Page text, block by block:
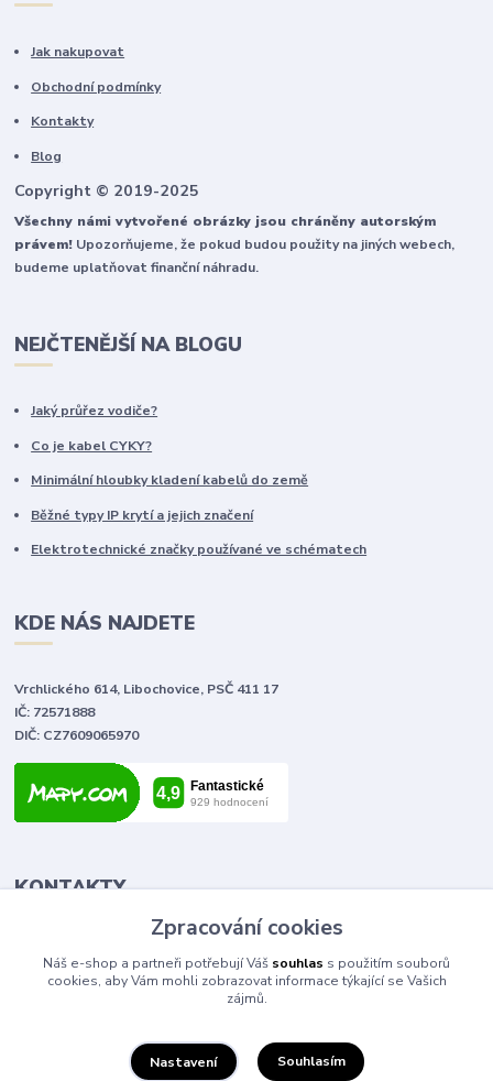
Jak nakupovat
Obchodní podmínky
Kontakty
Blog
Copyright © 2019-2025
Všechny námi vytvořené obrázky jsou chráněny autorským
právem! Upozorňujeme, že pokud budou použity na jiných webech,
budeme uplatňovat finanční náhradu.
NEJČTENĚJŠÍ NA BLOGU
Jaký průřez vodiče?
Co je kabel CYKY?
Minimální hloubky kladení kabelů do země
Běžné typy IP krytí a jejich značení
Elektrotechnické značky používané ve schématech
KDE NÁS NAJDETE
Vrchlického 614, Libochovice, PSČ 411 17
IČ: 72571888
DIČ: CZ7609065970
KONTAKTY
Tomáš Vlček
+420 702 090 443
volejte od 9,00 - 20,00 hod
info@elektromaterial.cz
Zpracování cookies
Náš e-shop a partneři potřebují Váš souhlas s použitím souborů
cookies, aby Vám mohli zobrazovat informace týkající se Vašich
zájmů.
Nastavení Souhlasím